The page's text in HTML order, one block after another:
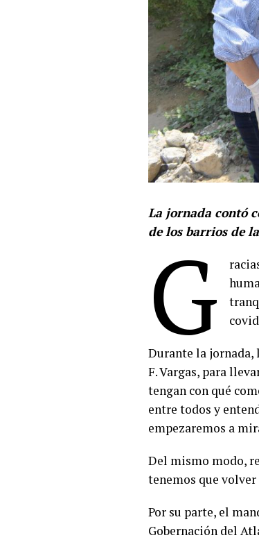
La jornada contó
de los barrios de
G
Durante la jornada,
F. Vargas, para
tengan con qué
entre todos y
empezaremos a
Del mismo modo,
tenemos que volver
Por su parte, el
Gobernación del